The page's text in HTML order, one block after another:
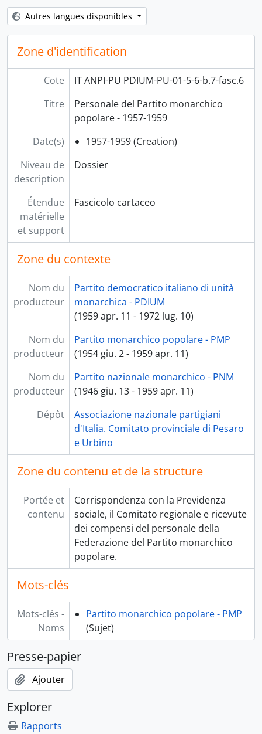
[Série] 8 - Movimento giovanile - 1948-1963, 1948-1963
[Série] 9 - Stampa e propaganda - 1947-1961 con doc. 1930, 1947-1961
Autres langues disponibles
Zone d'identification
Cote
IT ANPI-PU PDIUM-PU-01-5-6-b.7-fasc.6
Titre
Personale del Partito monarchico
popolare - 1957-1959
Date(s)
1957-1959 (Creation)
Niveau de
description
Dossier
Étendue
matérielle
et support
Fascicolo cartaceo
Zone du contexte
Nom du
producteur
Partito democratico italiano di unità
monarchica - PDIUM
(1959 apr. 11 - 1972 lug. 10)
Nom du
producteur
Partito monarchico popolare - PMP
(1954 giu. 2 - 1959 apr. 11)
Nom du
producteur
Partito nazionale monarchico - PNM
(1946 giu. 13 - 1959 apr. 11)
Dépôt
Associazione nazionale partigiani
d'Italia. Comitato provinciale di Pesaro
e Urbino
Zone du contenu et de la structure
Portée et
contenu
Corrispondenza con la Previdenza
sociale, il Comitato regionale e ricevute
dei compensi del personale della
Federazione del Partito monarchico
popolare.
Mots-clés
Mots-clés -
Noms
Partito monarchico popolare - PMP
(Sujet)
Presse-papier
Ajouter
Explorer
Rapports